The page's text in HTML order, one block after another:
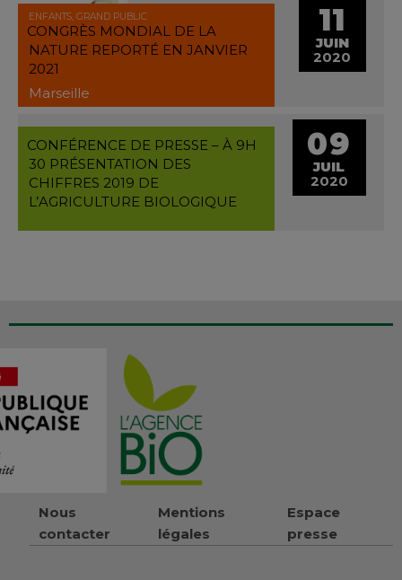
11
JUIN
2020
ENFANTS, GRAND PUBLIC
CONGRÈS MONDIAL DE LA
NATURE REPORTÉ EN JANVIER
2021
Marseille
09
JUIL
2020
CONFÉRENCE DE PRESSE – À 9H
30 PRÉSENTATION DES
CHIFFRES 2019 DE
L’AGRICULTURE BIOLOGIQUE
Nous
contacter
Mentions
légales
Espace
presse